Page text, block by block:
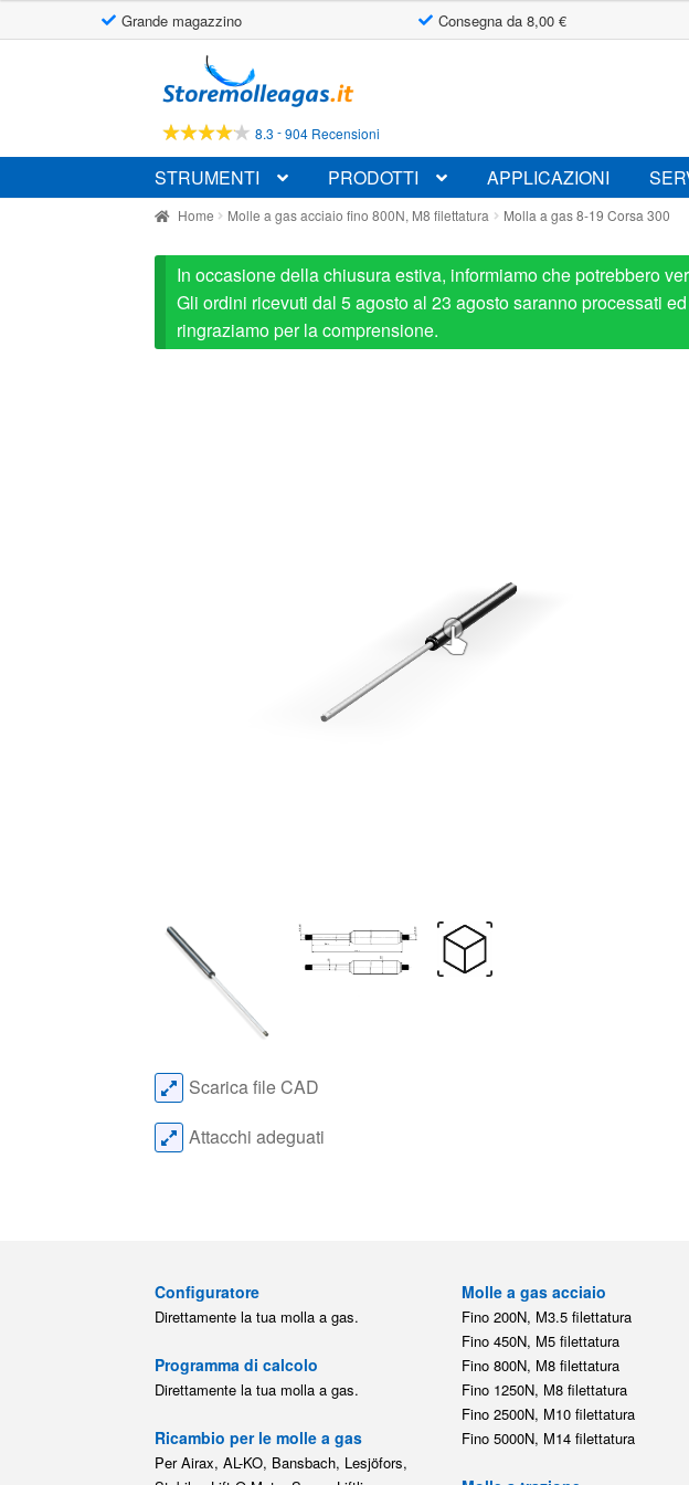
Grande magazzino Consegna da 8,00 €
alla
navigazione
al
contenuto
8.3 -904 Recensioni
STRUMENTI PRODOTTI APPLICAZIONI
Home Molle a gas acciaio fino 800N, M8 filettatura Molla a gas 8-19 Corsa 300
In occasione della chiusura estiva, informiamo che potrebbero
Gli ordini ricevuti dal 5 agosto al 23 agosto saranno processati
ringraziamo per la comprensione.
Scarica file CAD
Attacchi adeguati
Configuratore
Direttamente la tua molla a gas.
Programma di calcolo
Direttamente la tua molla a gas.
Ricambio per le molle a gas
Per Airax, AL-KO, Bansbach, Lesjöfors,
Molle a gas acciaio
Fino 200N, M3.5 filettatura
Fino 450N, M5 filettatura
Fino 800N, M8 filettatura
Fino 1250N, M8 filettatura
Fino 2500N, M10 filettatura
Fino 5000N, M14 filettatura